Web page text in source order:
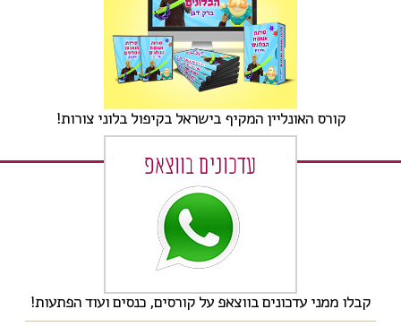
קורס האונליין המקיף בישראל בקיפול בלוני צורות!
קבלו ממני עדכונים בווצאפ על קורסים, כנסים ועוד הפתעות!